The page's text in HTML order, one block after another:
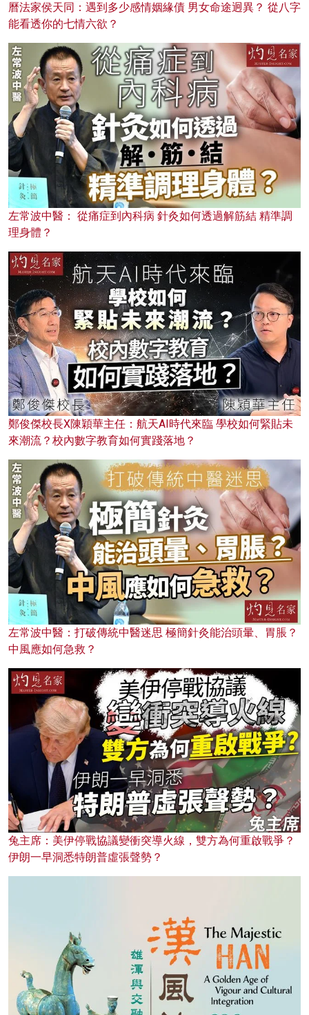
曆法家侯天同：遇到多少感情姻緣債 男女命途迥異？ 從八字
能看透你的七情六欲？
左常波中醫： 從痛症到內科病 針灸如何透過解筋結 精準調
理身體？
鄭俊傑校長X陳穎華主任：航天AI時代來臨 學校如何緊貼未
來潮流？校內數字教育如何實踐落地？
左常波中醫：打破傳統中醫迷思 極簡針灸能治頭暈、胃脹？
中風應如何急救？
兔主席：美伊停戰協議變衝突導火線，雙方為何重啟戰爭？
伊朗一早洞悉特朗普虛張聲勢？